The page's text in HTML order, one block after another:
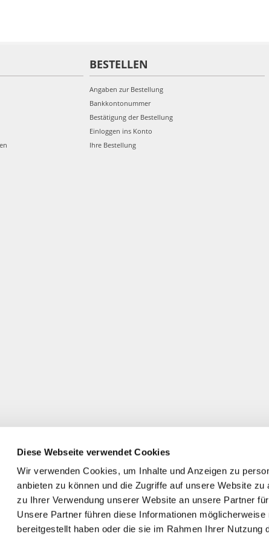
Diese Webseite verwendet Cookies
Wir verwenden Cookies, um Inhalte und Anzeigen zu
anbieten zu können und die Zugriffe auf unsere Website
zu Ihrer Verwendung unserer Website an unsere Partner
Unsere Partner führen diese Informationen
bereitgestellt haben oder die sie im Rahmen Ihrer Nutzung
BESTELLEN
Angaben zur Bestellung
Bankkontonummer
Bestätigung der Bestellung
Einloggen ins Konto
Ihre Bestellung
*Alle Preise inkl. ges.